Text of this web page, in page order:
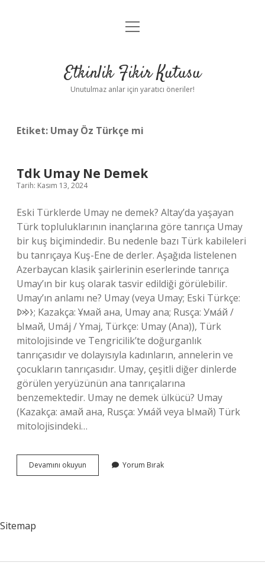
Anasayfa
Yasal Uyarı
menüyü
Etkinlik Fikir Kutusu
Unutulmaz anlar için yaratıcı öneriler!
Etiket: Umay Öz Türkçe mi
Tdk Umay Ne Demek
Tarih: Kasım 13, 2024
Eski Türklerde Umay ne demek? Altay’da yaşayan
Türk topluluklarının inançlarına göre tanrıça Umay
bir kuş biçimindedir. Bu nedenle bazı Türk kabileleri
bu tanrıçaya Kuş-Ene de derler. Aşağıda listelenen
Azerbaycan klasik şairlerinin eserlerinde tanrıça
Umay’ın bir kuş olarak tasvir edildiği görülebilir.
Umay’ın anlamı ne? Umay (veya Umay; Eski Türkçe:
𐰆𐰢𐰖; Kazakça: Ұмай aна, Umay ana; Rusça: Ума́й /
Ымай, Umáj / Ymaj, Türkçe: Umay (Ana)), Türk
mitolojisinde ve Tengricilik’te doğurganlık
tanrıçasıdır ve dolayısıyla kadınların, annelerin ve
çocukların tanrıçasıdır. Umay, çeşitli diğer dinlerde
görülen yeryüzünün ana tanrıçalarına
benzemektedir. Umay ne demek ülkücü? Umay
(Kazakça: амай ана, Rusça: Ума́й veya Ымай) Türk
mitolojisindeki…
Devamını okuyun
Umay
Yorum Bırak
Sitemap